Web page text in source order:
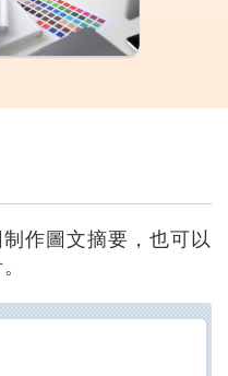
作圖文摘要，也可以